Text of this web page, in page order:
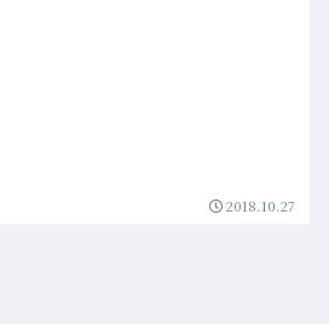
2018.10.27